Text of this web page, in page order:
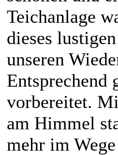
Teichanlage
dieses
unseren
Entsprechend
vorbereitet.
am Himmel
mehr im